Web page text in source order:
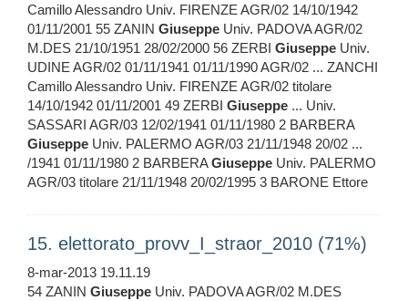
Camillo Alessandro Univ. FIRENZE AGR/02 14/10/1942
01/11/2001 55 ZANIN Giuseppe Univ. PADOVA AGR/02
M.DES 21/10/1951 28/02/2000 56 ZERBI Giuseppe Univ.
UDINE AGR/02 01/11/1941 01/11/1990 AGR/02 ... ZANCHI
Camillo Alessandro Univ. FIRENZE AGR/02 titolare
14/10/1942 01/11/2001 49 ZERBI Giuseppe ... Univ.
SASSARI AGR/03 12/02/1941 01/11/1980 2 BARBERA
Giuseppe Univ. PALERMO AGR/03 21/11/1948 20/02 ...
/1941 01/11/1980 2 BARBERAGiuseppe Univ. PALERMO
AGR/03 titolare 21/11/1948 20/02/1995 3 BARONE Ettore
15. elettorato_provv_I_straor_2010 (71%)
8-mar-2013 19.11.19
54 ZANIN Giuseppe Univ. PADOVA AGR/02 M.DES